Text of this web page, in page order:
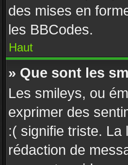
des mises en
les BBCodes.
Haut
» Que sont les
Les smileys, ou
exprimer des
:( signifie triste.
rédaction de